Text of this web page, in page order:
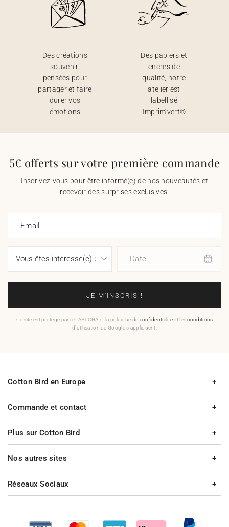
Des créations
souvenir,
pensées pour
partager et faire
durer vos
émotions
Des papiers et
encres de
qualité, notre
atelier est
labellisé
Imprim’vert®
5€ offerts sur votre première commande
Inscrivez-vous pour être informé(e) de nos nouveautés et
recevoir des surprises exclusives.
Email
Date
JE M'INSCRIS !
Ce site est protégé par reCAPTCHA et la politique de confidentialitéet lesconditions
d'utilisation de Google s'appliquent.
Commande et contact
Plus sur Cotton Bird
Cotton Bird en Europe
Nos autres sites
Réseaux Sociaux